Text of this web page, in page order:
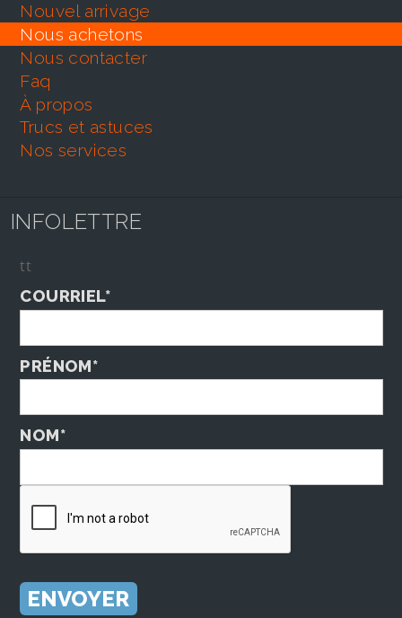
nouvel arrivage
nous achetons
nous contacter
faq
À propos
trucs et astuces
nos services
INFOLETTRE
tt
COURRIEL*
PRÉNOM*
NOM*